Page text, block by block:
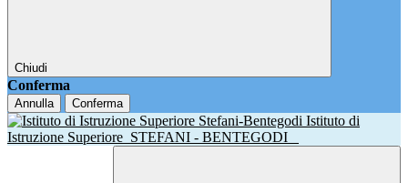
Chiudi
Conferma
Annulla Conferma
Istituto di
Istruzione Superiore STEFANI - BENTEGODI